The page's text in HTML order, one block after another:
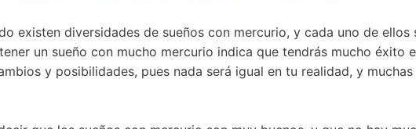
existen diversidades de sueños con mercurio, y cada uno de
un sueño con mucho mercurio indica que tendrás mucho éxito
y posibilidades, pues nada será igual en tu realidad, y